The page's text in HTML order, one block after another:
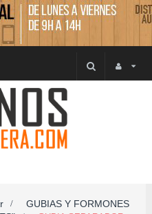
>
GUBIAS Y FORMONES